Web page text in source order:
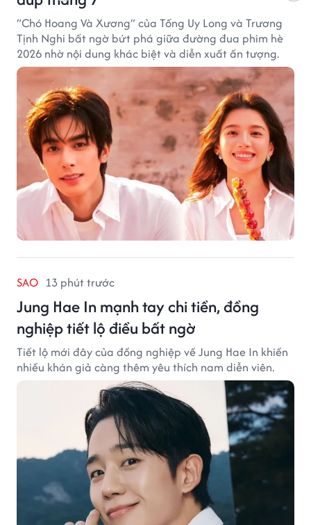
“Chó Hoang Và Xương” của Tống Uy Long và Trương
Tịnh Nghi bất ngờ bứt phá giữa đường đua phim hè
2026 nhờ nội dung khác biệt và diễn xuất ấn tượng.
SAO 13 phút trước
Jung Hae In mạnh tay chi tiền, đồng
nghiệp tiết lộ điều bất ngờ
Tiết lộ mới đây của đồng nghiệp về Jung Hae In khiến
nhiều khán giả càng thêm yêu thích nam diễn viên.